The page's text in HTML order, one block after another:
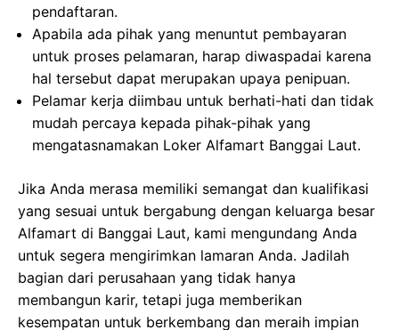
pendaftaran.
Apabila ada pihak yang menuntut pembayaran
untuk proses pelamaran, harap diwaspadai karena
hal tersebut dapat merupakan upaya penipuan.
Pelamar kerja diimbau untuk berhati-hati dan tidak
mudah percaya kepada pihak-pihak yang
mengatasnamakan Loker Alfamart Banggai Laut.
Jika Anda merasa memiliki semangat dan kualifikasi
yang sesuai untuk bergabung dengan keluarga besar
Alfamart di Banggai Laut, kami mengundang Anda
untuk segera mengirimkan lamaran Anda. Jadilah
bagian dari perusahaan yang tidak hanya
membangun karir, tetapi juga memberikan
kesempatan untuk berkembang dan meraih impian